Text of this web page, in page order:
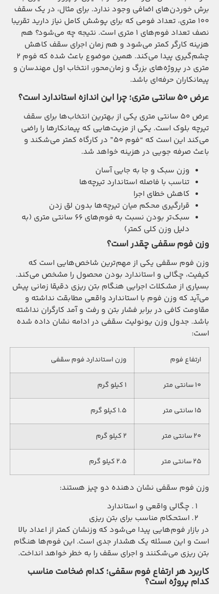
برش خوردن‌های اضافی وجود ندارد. برای مثال، در یک سقف
۱۰۰ متری، تعداد فومی که برای پوشش کامل نیاز دارید تقریبا
نصف تعداد فوم‌های ۱ متری است. نتیجه چه می‌شود؟ هم
هزینه کارگر کمتر می‌شود و هم زمان اجرای سقف کاهش
چشم‌گیری پیدا می‌کند. همین موضوع باعث شده که فوم ۲
متری در پروژه‌های بزرگ و زمان‌محور، انتخاب اول مهندسان و
پیمانکاران حرفه‌ای باشد.
عرض ۵۰ سانتی متری؛ چرا این اندازه استاندارد است؟
عرض ۵۰ سانتی متری یکی از بهترین انتخاب‌ها برای سقف
تیرچه بلوک است. یکی از مزیت‌هایی که پیمانکارها را راضی
می‌کند این است که “فوم ۵۰” در کارگاه کمتر می‌شکند و
باعث صرفه جویی در هزینه خواهد شد.
وزن سبک و جا به جایی آسان
تناسب با فاصله استاندارد تیرچه‌ها
کاهش خطای اجرا
قرارگیری محکم میان تیرچه‌ها بدون لق زدن
سبک‌تر بودن نسبت به فوم‌های ۶۶ سانتی متری (به
دلیل وزن کلی کمتر)
وزن فوم سقفی چقدر است؟
وزن فوم سقفی یکی از مهم‌ترین شاخص‌هایی است که
کیفیت، چگالی و استاندارد بودن محصول را مشخص می‌کند.
بسیاری از مشکلات اجرایی هنگام بتن ریزی دقیقا زمانی پیش
می‌آید که وزن فوم با استاندارد واقعی مطابقت نداشته و
مقاومت کافی در برابر فشار بتن و رفت و آمد کارگران نداشته
باشد. جدول وزن یونولیت سقفی در ادامه نشان داده شده
است:
ارتفاع فوم وزن استاندارد فوم سقفی
10 سانتی متر 1 کیلو گرم
15 سانتی متر 1.5 کیلو گرم
20 سانتی متر 2 کیلو گرم
25 سانتی متر 2.5 کیلو گرم
وزن فوم سقفی نشان دهنده دو چیز هستند:
چگالی واقعی و استاندارد
استحکام مناسب برای بتن ریزی
در بازار فوم‌هایی پیدا می‌شود که وزنشان کمتر از اعداد بالا
است و این مسئله یک هشدار جدی است. این فوم‌ها هنگام
بتن ریزی می‌شکنند و اجرای سقف را به خطر خواهد انداخت.
کاربرد هر ارتفاع فوم سقفی؛ کدام ضخامت مناسب
کدام پروژه است؟